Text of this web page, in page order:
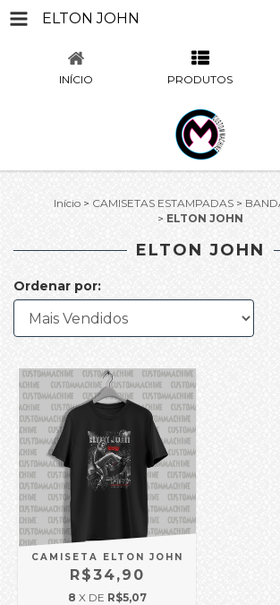
ELTON JOHN
INÍCIO PRODUTOS
Início > CAMISETAS ESTAMPADAS >
> ELTON JOHN
ELTON JOHN
Ordenar por:
CAMISETA ELTON JOHN
R$34,90
8 X DE R$5,07